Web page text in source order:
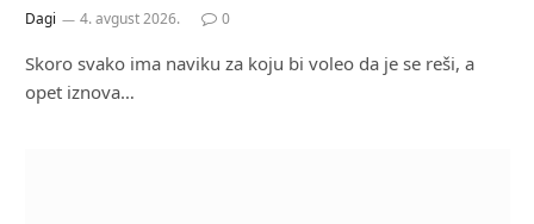
Dagi 4. avgust 2026. 0
Skoro svako ima naviku za koju bi voleo da je se reši, a
opet iznova…